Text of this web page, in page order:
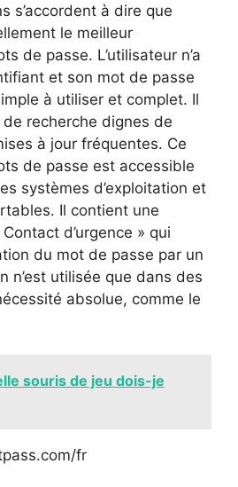
s’accordent à dire que
le meilleur
de passe. L’utilisateur n’a
et son mot de passe
à utiliser et complet. Il
recherche dignes de
à jour fréquentes. Ce
de passe est accessible
systèmes d’exploitation et
Il contient une
d’urgence » qui
du mot de passe par un
n’est utilisée que dans des
absolue, comme le
souris de jeu dois-je
fr